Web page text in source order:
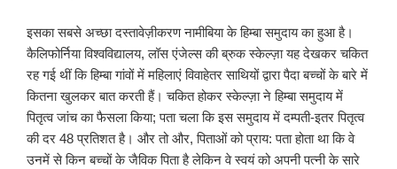
इसका सबसे अच्छा दस्तावेज़ीकरण नामीबिया के हिम्बा समुदाय का हुआ है।
कैलिफोर्निया विश्वविद्यालय, लॉस एंजेल्स की ब्रुक स्केल्ज़ा यह देखकर चकित
रह गई थीं कि हिम्बा गांवों में महिलाएं विवाहेतर साथियों द्वारा पैदा बच्चों के बारे में
कितना खुलकर बात करती हैं। चकित होकर स्केल्ज़ा ने हिम्बा समुदाय में
पितृत्व जांच का फैसला किया; पता चला कि इस समुदाय में दम्पती-इतर पितृत्व
की दर 48 प्रतिशत है। और तो और, पिताओं को प्राय: पता होता था कि वे
उनमें से किन बच्चों के जैविक पिता है लेकिन वे स्वयं को अपनी पत्नी के सारे